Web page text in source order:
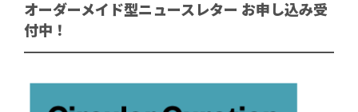
オーダーメイド型ニュースレター お申し込み受
付中！